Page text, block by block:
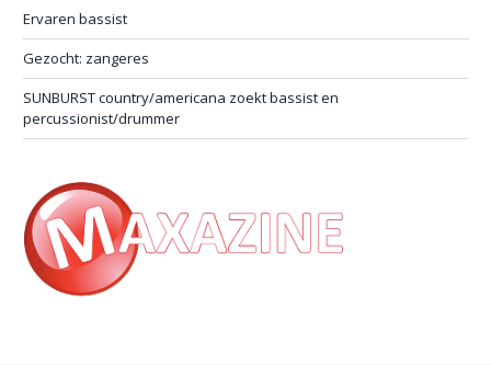
Ervaren bassist
Gezocht: zangeres
SUNBURST country/americana zoekt bassist en
percussionist/drummer